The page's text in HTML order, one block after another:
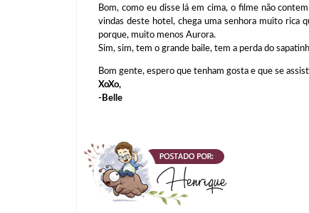
Bom, como eu disse lá em cima, o filme não
vindas deste hotel, chega uma senhora muito rica
porque, muito menos Aurora.
Sim, sim, tem o grande baile, tem a perda do
Bom gente, espero que tenham gosta e que se
XoXo,
-Belle